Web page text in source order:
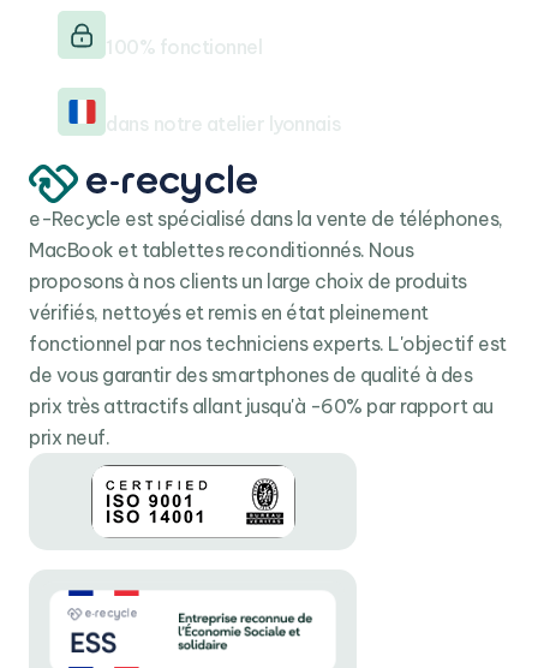
fonctionner en symbiose avec le matériel qui
l’accompagne. Un logiciel pensé pour optimiser et
ajuster chaque action afin de simplifier les usages de
ses utilisateurs.
la pomme s’offre de nouvelles fonctionnalités, comme
la possibilité de réaliser des croquis dans l’application
Notes, d’ajouter des widgets à l’écran d’accueil, ou
encore, de traduire les textes en 27 langues
nativement. Comme son prédécesseur, l’iPad 8 (2020)
est compatible avec le smart Keyboard et l’Apple
Pencil afin de se transformer en véritable outil
professionnel et créatif. Compatible avec leWifi 5 , le
Bluetooth 4.2
votre environnement en un rien de temps.
dans notre atelier lyonnais
100% fonctionnel
e-Recycle est spécialisé dans la vente de téléphones,
MacBook et tablettes reconditionnés. Nous
proposons à nos clients un large choix de produits
vérifiés, nettoyés et remis en état pleinement
fonctionnel par nos techniciens experts. L'objectif est
de vous garantir des smartphones de qualité à des
prix très attractifs allant jusqu'à -60% par rapport au
prix neuf.